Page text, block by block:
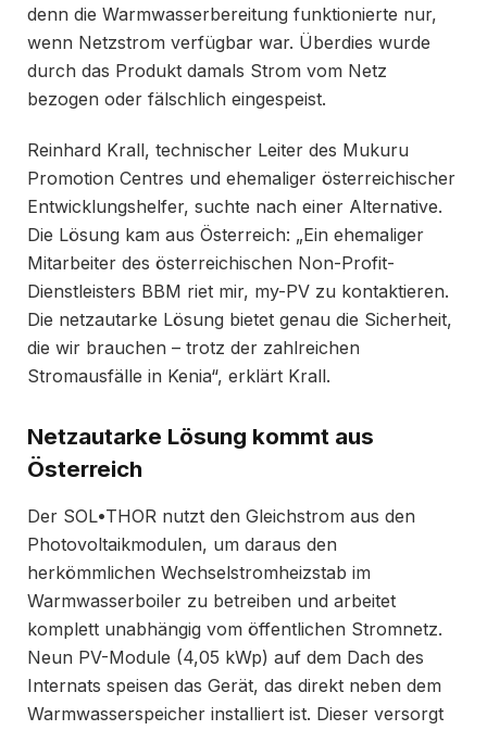
denn die Warmwasserbereitung funktionierte nur,
wenn Netzstrom verfügbar war. Überdies wurde
durch das Produkt damals Strom vom Netz
bezogen oder fälschlich eingespeist.
Reinhard Krall, technischer Leiter des Mukuru
Promotion Centres und ehemaliger österreichischer
Entwicklungshelfer, suchte nach einer Alternative.
Die Lösung kam aus Österreich: „Ein ehemaliger
Mitarbeiter des österreichischen Non-Profit-
Dienstleisters BBM riet mir, my-PV zu kontaktieren.
Die netzautarke Lösung bietet genau die Sicherheit,
die wir brauchen – trotz der zahlreichen
Stromausfälle in Kenia“, erklärt Krall.
Netzautarke Lösung kommt aus
Österreich
Der SOL•THOR nutzt den Gleichstrom aus den
Photovoltaikmodulen, um daraus den
herkömmlichen Wechselstromheizstab im
Warmwasserboiler zu betreiben und arbeitet
komplett unabhängig vom öffentlichen Stromnetz.
Neun PV-Module (4,05 kWp) auf dem Dach des
Internats speisen das Gerät, das direkt neben dem
Warmwasserspeicher installiert ist. Dieser versorgt